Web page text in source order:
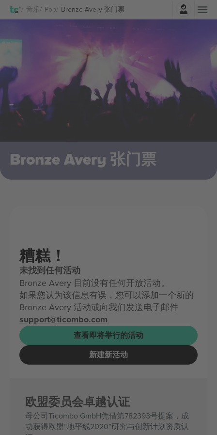
音乐 Pop Bronze Avery 张门票
Bronze Avery 张门票
糟糕！
未找到任何活动
Bronze Avery 目前没有任何开放活动。
如果您认为该信息有误，您可以添加一个新的
Bronze Avery 活动或向我们发送电子邮件
support@ticombo.com
查看即将举行的活动
新建新活动
欧盟委员会卓越认证
母公司Ticombo GmbH凭借第782393号提案，成
功获得欧盟“地平线2020”研究与创新计划资质认